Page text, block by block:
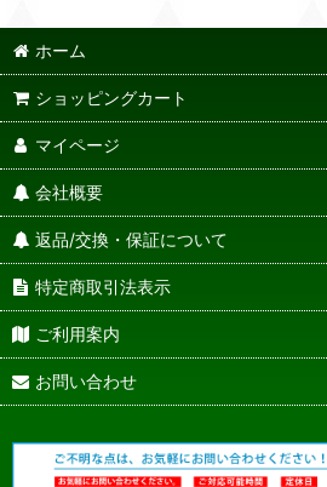
ホーム
ショッピングカート
マイページ
会社概要
返品/交換・保証について
特定商取引法表示
ご利用案内
お問い合わせ